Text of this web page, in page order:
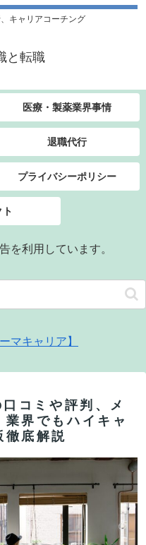
キャリアコーチング
と転職
医療・製薬業界事情
退職代行
プライバシーポリシー
ト
を利用しています。
マキャリア】
コミや評判、メ
界でもハイキャ
徹底解説